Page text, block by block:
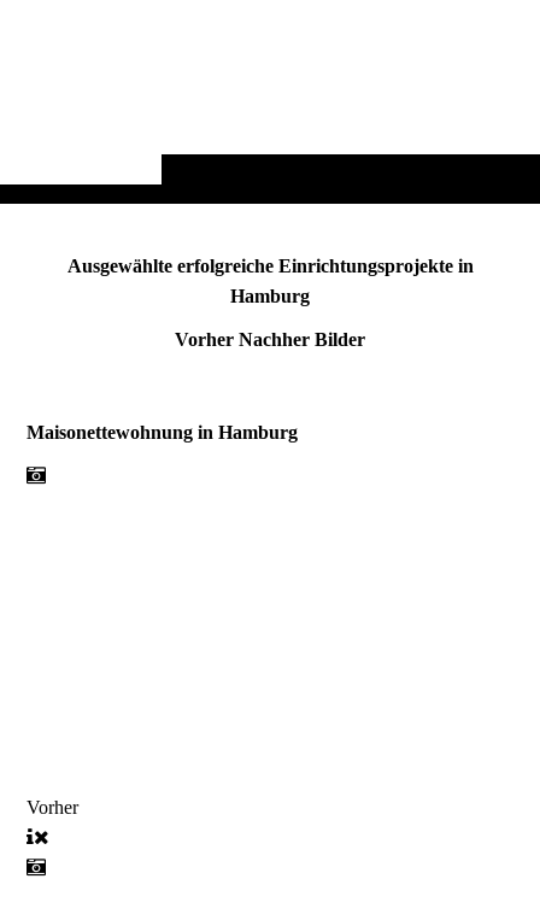
Ausgewählte erfolgreiche Einrichtungsprojekte in
Hamburg
Vorher Nachher Bilder
Maisonettewohnung in Hamburg
Vorher